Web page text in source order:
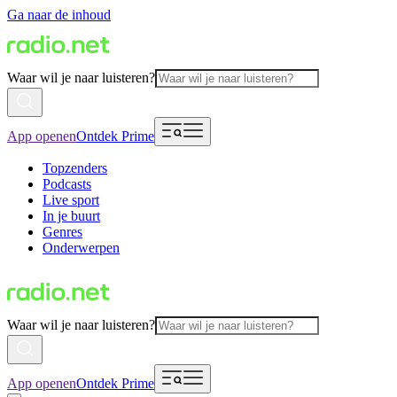
Ga naar de inhoud
Waar wil je naar luisteren?
App openenOntdek Prime
Topzenders
Podcasts
Live sport
In je buurt
Genres
Onderwerpen
Waar wil je naar luisteren?
App openenOntdek Prime